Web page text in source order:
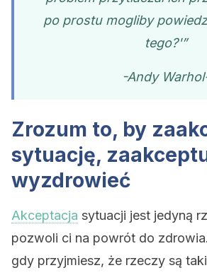
po prostu mogliby
tego?'”
-Andy
Zrozum to, by
sytuację,
wyzdrowieć
Akceptacja sytuacji jest jedyną
pozwoli ci na powrót do
gdy przyjmiesz, że rzeczy są